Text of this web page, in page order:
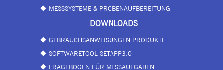
MESSSYSTEME & PROBENAUFBEREITUNG
DOWNLOADS
GEBRAUCHSANWEISUNGEN PRODUKTE
SOFTWARETOOL SETAPP3.0
FRAGEBOGEN FÜR MESSAUFGABEN